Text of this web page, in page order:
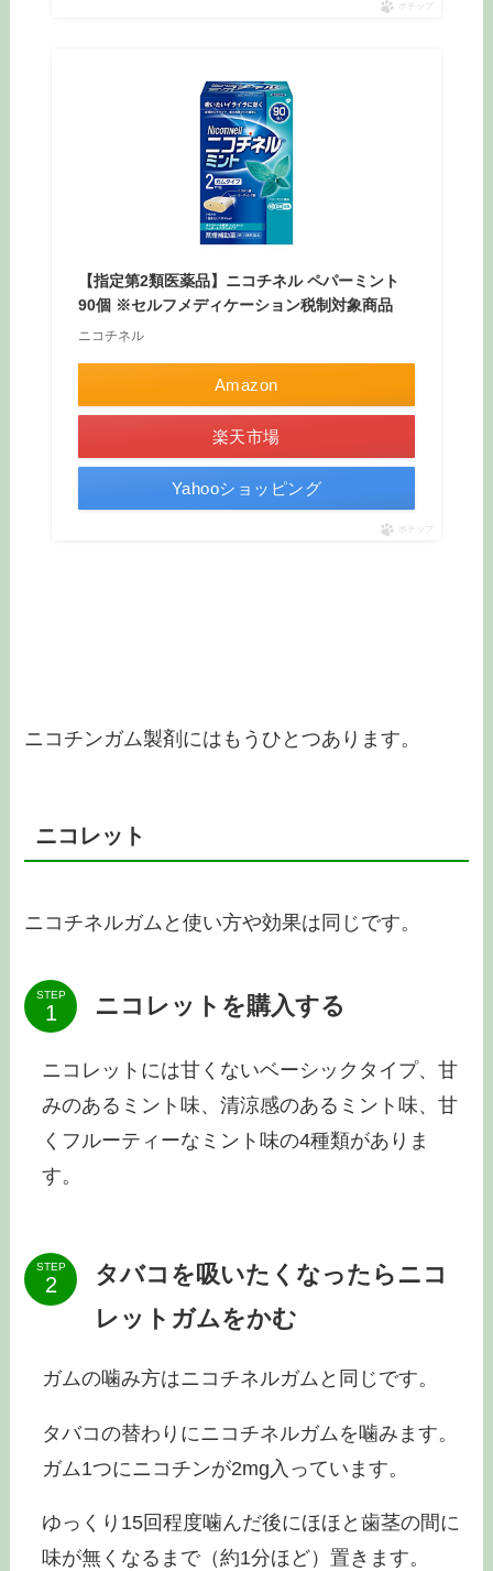
ポチップ
【指定第2類医薬品】ニコチネル ペパーミント
90個 ※セルフメディケーション税制対象商品
ニコチネル
Amazon
楽天市場
Yahooショッピング
ポチップ
ニコチンガム製剤にはもうひとつあります。
ニコレット
ニコチネルガムと使い方や効果は同じです。
STEP ニコレットを購入する
ニコレットには甘くないベーシックタイプ、甘
みのあるミント味、清涼感のあるミント味、甘
くフルーティーなミント味の4種類がありま
す。
STEP
タバコを吸いたくなったらニコ
レットガムをかむ
ガムの噛み方はニコチネルガムと同じです。
タバコの替わりにニコチネルガムを噛みます。
ガム1つにニコチンが2mg入っています。
ゆっくり15回程度噛んだ後にほほと歯茎の間に
味が無くなるまで（約1分ほど）置きます。